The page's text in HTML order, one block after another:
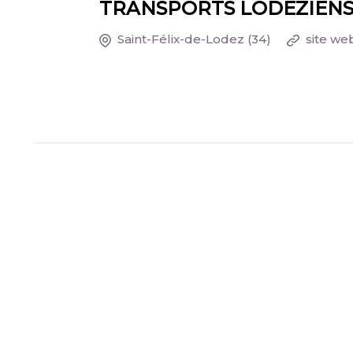
TRANSPORTS LODEZIENS
Saint-Félix-de-Lodez (34) site